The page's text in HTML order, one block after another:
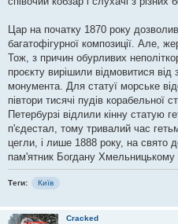
Цар на початку 1870 року
багатофігурної композиції. Але,
Тож, з причин обурливих
проєкту вирішили відмовитися від
монумента. Для статуї морське
півтори тисячі пудів корабельної
Петербурзі відлили кінну статую
п'єдестал, тому тривалий час
цегли, і лише 1888 року, на свято
пам'ятник Богдану Хмельницькому
Теги: Київ
Cracked